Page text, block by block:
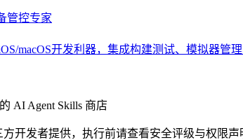
管控专家
macOS开发利器，集成构建测试、模拟器管
AI Agent Skills 商店
开发者提供，执行前请查看安全评级与权限声